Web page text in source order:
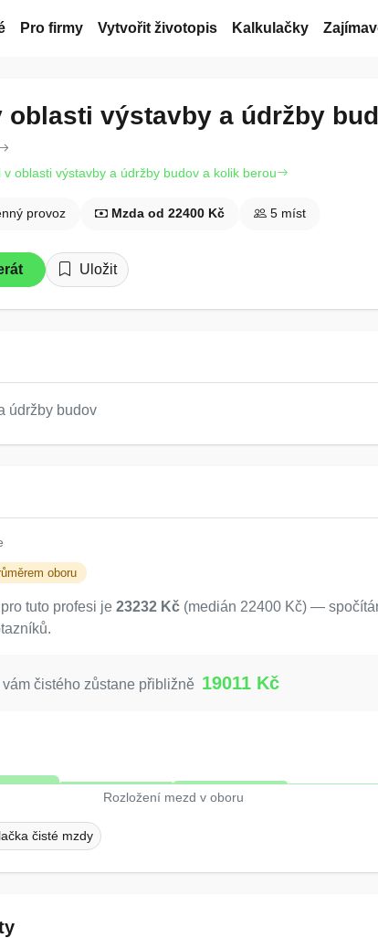
Pro firmy Vytvořit životopis Kalkulačky
oblasti výstavby a údržby
oblasti výstavby a údržby budov a kolik berou
provoz Mzda od 22400 Kč 5 míst
Uložit
údržby budov
oboru
tuto profesi je 23232 Kč (medián 22400 Kč) —
čistého zůstane přibližně 19011 Kč
Rozložení mezd v oboru
čisté mzdy